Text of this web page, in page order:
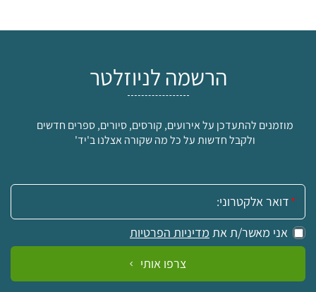
הרשמה לניוזלטר
מוזמנים להתעדכן על אירועים, קורסים, סיורים, ספרים חדשים
ולקבל חדשות על כל מה שקורה אצלנו ב'יד'
אימייל:
אני מאשר/ת את מדיניות הפרטיות
צרפו אותי